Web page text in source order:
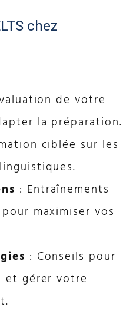
chez
de votre
la préparation.
ciblée sur les
: Entraînements
maximiser vos
: Conseils pour
gérer votre